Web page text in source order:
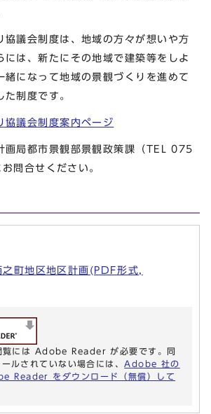
議会制度は、地域の方々が想いや方
には、新たにその地域で建築等をしよ
緒になって地域の景観づくりを進めて
制度です。
議会制度案内ページ
局都市景観部景観政策課（TEL 075
問合せください。
町地区地区計画(PDF形式,
覧には Adobe Reader が必要です。同
ルされていない場合には、 Adobe 社の
Reader をダウンロード（無償）して